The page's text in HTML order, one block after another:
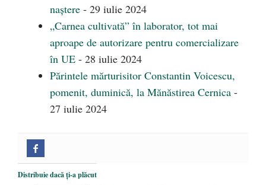
naștere - 29 iulie 2024
„Carnea cultivată” în laborator, tot mai
aproape de autorizare pentru comercializare
în UE - 28 iulie 2024
Părintele mărturisitor Constantin Voicescu,
pomenit, duminică, la Mănăstirea Cernica -
27 iulie 2024
Distribuie dacă ți-a plăcut